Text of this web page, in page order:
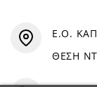
Ε.Ο.
ΘΕΣΗ